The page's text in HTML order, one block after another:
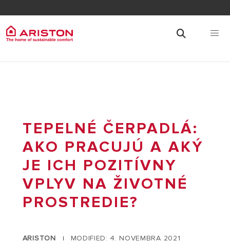
TEPELNÉ ČERPADLÁ:
AKO PRACUJÚ A AKÝ
JE ICH POZITÍVNY
VPLYV NA ŽIVOTNÉ
PROSTREDIE?
ARISTON | MODIFIED: 4. NOVEMBRA 2021